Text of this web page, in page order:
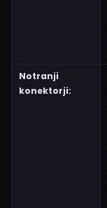
Notranji
konektorji: